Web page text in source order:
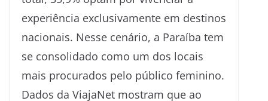
experiência exclusivamente em destinos
nacionais. Nesse cenário, a Paraíba tem
se consolidado como um dos locais
mais procurados pelo público feminino.
Dados da ViajaNet mostram que ao